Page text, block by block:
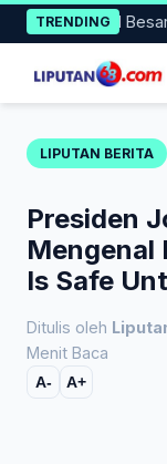
Skip
to
content
TRENDING
11 Besar di
LIPUTAN BERITA
Presiden
Mengenal
Is Safe
Ditulis oleh
Menit Baca
A- A+